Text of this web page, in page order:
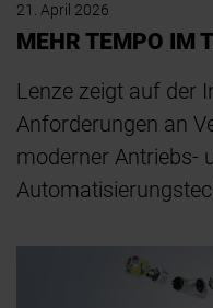
21. April 2026
MEHR TEMPO IM
Lenze zeigt auf der
Anforderungen an
moderner Antriebs-